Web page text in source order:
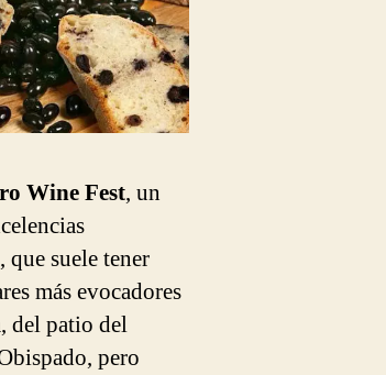
Wine Fest, un
suele tener
más evocadores
del patio del
pero